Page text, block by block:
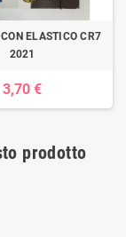
ELASTICO CR7
2021
3,70 €
prodotto